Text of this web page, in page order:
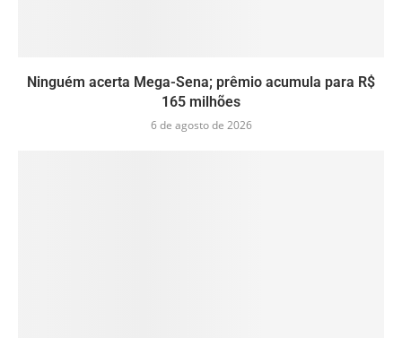
Ninguém acerta Mega-Sena; prêmio acumula para R$
165 milhões
6 de agosto de 2026